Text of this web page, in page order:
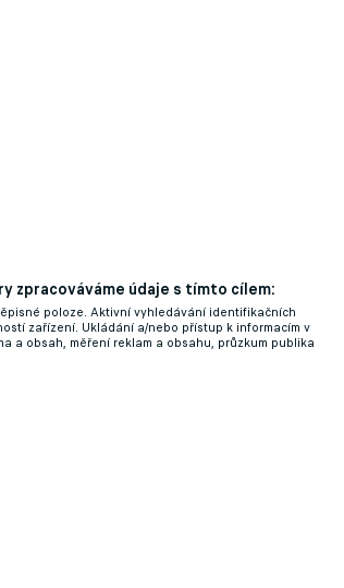
zpracováváme údaje s tímto cílem:
poloze. Aktivní vyhledávání identifikačních
zařízení. Ukládání a/nebo přístup k informacím v
a obsah, měření reklam a obsahu, průzkum publika